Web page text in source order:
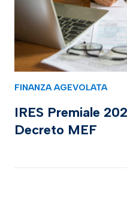
FINANZA AGEVOLATA
IRES Premiale
Decreto MEF